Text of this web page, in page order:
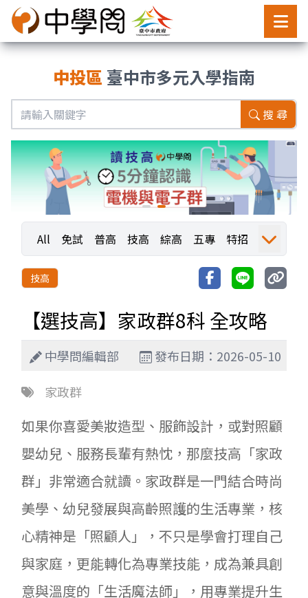
中投區 臺中市多元入學指南
搜 尋
All 免試 普高 技高 綜高 五專
特招
運動
職探成果
技高
【選技高】家政群8科 全攻略
中學問編輯部
發布日期：2026-05-10
家政群
如果你喜愛美妝造型、服飾設計，或對照顧
嬰幼兒、服務長輩有熱忱，那麼技高「家政
群」非常適合就讀。家政群是一門結合時尚
美學、幼兒發展與高齡照護的生活專業，核
心精神是「照顧人」，不只是學會打理自己
與家庭，更能轉化為專業技能，成為兼具創
意與溫度的「生活魔法師」，用專業提升生